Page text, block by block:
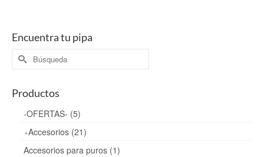
Encuentra tu pipa
Buscar
por:
Productos
-OFERTAS- (5)
Accesorios (21)
Accesorios para puros (1)